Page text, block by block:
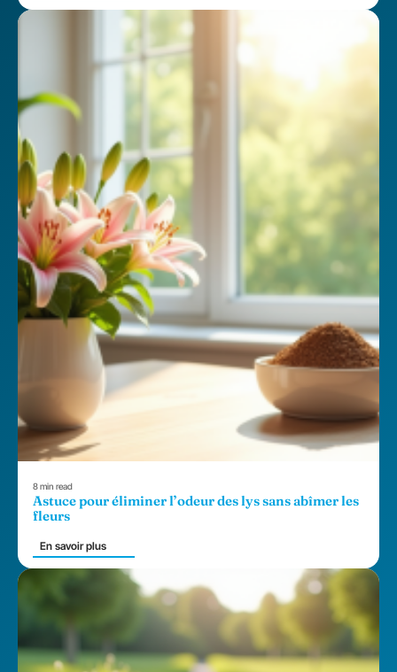
8 min read
Astuce pour éliminer l’odeur des lys sans abîmer les
fleurs
En savoir plus